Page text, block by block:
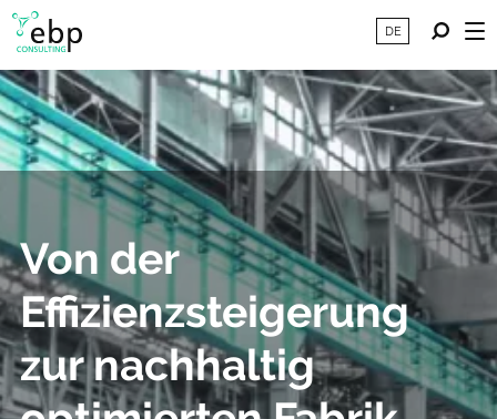
DE
Von der
Effizienzsteigerung
zur nachhaltig